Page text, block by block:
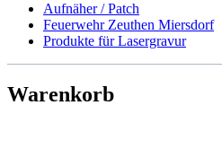
Aufnäher / Patch
Feuerwehr Zeuthen Miersdorf
Produkte für Lasergravur
Warenkorb